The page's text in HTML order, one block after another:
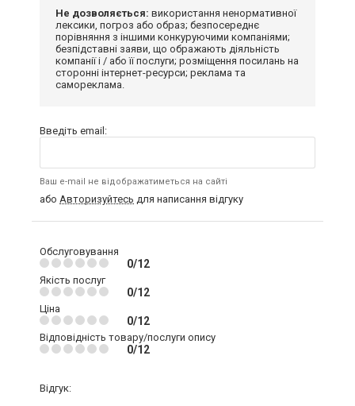
Не дозволяється: використання ненормативної
лексики, погроз або образ; безпосереднє
порівняння з іншими конкуруючими компаніями;
безпідставні заяви, що ображають діяльність
компанії і / або її послуги; розміщення посилань на
сторонні інтернет-ресурси; реклама та
самореклама.
Введіть email:
Ваш e-mail не відображатиметься на сайті
або Авторизуйтесь для написання відгуку
Обслуговування
0/12
Якість послуг
0/12
Ціна
0/12
Відповідність товару/послуги опису
0/12
Відгук: